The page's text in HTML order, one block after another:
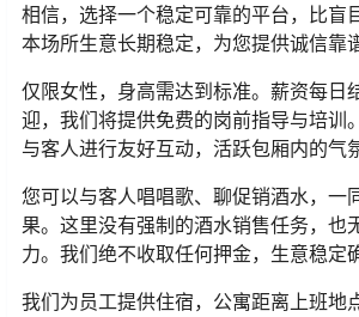
相信，选择一个稳定可靠的平台，比盲
本场所生意长期稳定，为您提供诚信靠
仅限女性，身高需达到标准。薪资每日
迎，我们将提供免费的岗前指导与培训
与客人进行友好互动，活跃包厢内的气氛
您可以与客人唱唱歌、聊促销酒水，一
果。这里没有强制的酒水销售任务，也
力。我们绝不收取任何押金，生意稳定
我们为员工提供住宿，公寓距离上班地